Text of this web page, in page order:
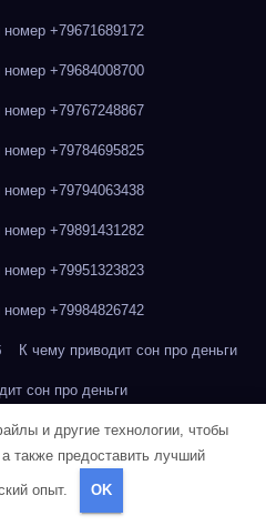
номер +79671689172
номер +79684008700
номер +79767248867
номер +79784695825
номер +79794063438
номер +79891431282
номер +79951323823
номер +79984826742
К чему приводит сон про деньги
сон про деньги
сон про деньги
про красивый сад
неизвестный человек
и другие технологии, чтобы
также предоставить лучший
опыт. OK